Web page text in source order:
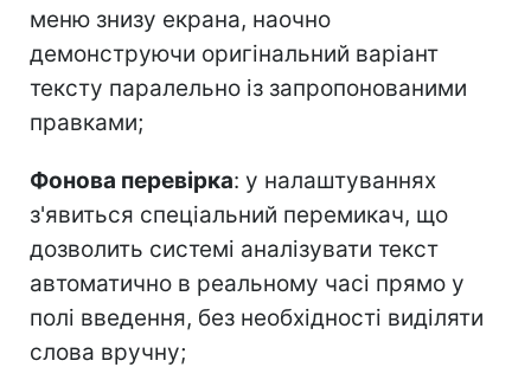
меню знизу екрана, наочно
демонструючи оригінальний варіант
тексту паралельно із запропонованими
правками;
Фонова перевірка: у налаштуваннях
з'явиться спеціальний перемикач, що
дозволить системі аналізувати текст
автоматично в реальному часі прямо у
полі введення, без необхідності виділяти
слова вручну;